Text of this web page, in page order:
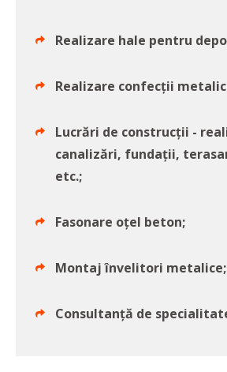
Realizare hale pentru
Realizare confecții
Lucrări de construcții -
canalizări, fundații,
etc.;
Fasonare oțel beton;
Montaj învelitori metalice;
Consultanță de